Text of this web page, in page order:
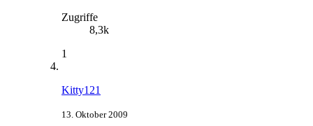
Zugriffe
8,3k
1
Kitty121
13. Oktober 2009